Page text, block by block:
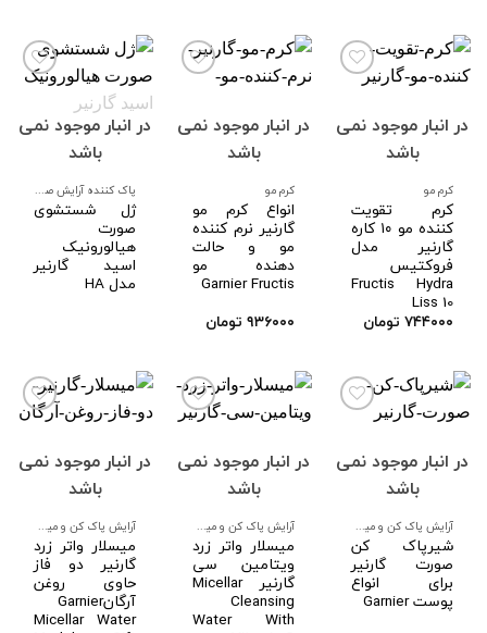
افزودن
در انبار موجود نمی
باشد
کرم مو
کرم تقویت
کننده مو ۱۰ کاره
گارنیر مدل
فروکتیس
Fructis Hydra
Liss 10
۷۴۴۰۰۰ تومان
افزودن
در انبار موجود نمی
باشد
کرم مو
انواع کرم مو
گارنیر نرم کننده
مو و حالت
دهنده مو
Garnier Fructis
۹۳۶۰۰۰ تومان
افزودن
ها
در انبار موجود نمی
باشد
پاک کننده آرایش صورت
ژل شستشوی
صورت
هیالورونیک‌
اسید گارنیر
مدل HA
افزودن
ها
در انبار موجود نمی
باشد
آرایش پاک کن و میسیلار واتر صورت
شیرپاک کن
صورت گارنیر
برای انواع
پوست Garnier
افزودن
ها
در انبار موجود نمی
باشد
آرایش پاک کن و میسیلار واتر صورت
میسلار واتر زرد
ویتامین سی
گارنیر Micellar
Cleansing
Water With
افزودن
ها
در انبار موجود نمی
باشد
آرایش پاک کن و میسیلار واتر صورت
میسلار واتر زرد
گارنیر دو فاز
حاوی روغن
آرگانGarnier
Micellar Water